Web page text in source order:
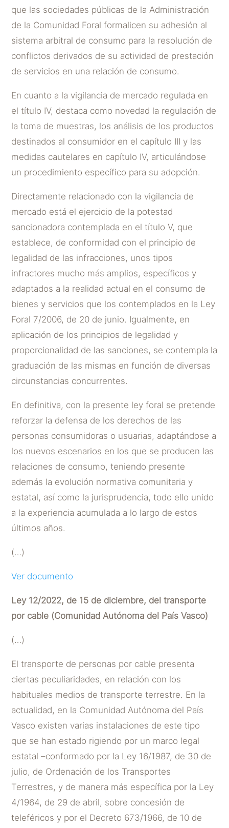
que las sociedades públicas de la Administración
de la Comunidad Foral formalicen su adhesión al
sistema arbitral de consumo para la resolución de
conflictos derivados de su actividad de prestación
de servicios en una relación de consumo.
En cuanto a la vigilancia de mercado regulada en
el título IV, destaca como novedad la regulación de
la toma de muestras, los análisis de los productos
destinados al consumidor en el capítulo III y las
medidas cautelares en capítulo IV, articulándose
un procedimiento específico para su adopción.
Directamente relacionado con la vigilancia de
mercado está el ejercicio de la potestad
sancionadora contemplada en el título V, que
establece, de conformidad con el principio de
legalidad de las infracciones, unos tipos
infractores mucho más amplios, específicos y
adaptados a la realidad actual en el consumo de
bienes y servicios que los contemplados en la Ley
Foral 7/2006, de 20 de junio. Igualmente, en
aplicación de los principios de legalidad y
proporcionalidad de las sanciones, se contempla la
graduación de las mismas en función de diversas
circunstancias concurrentes.
En definitiva, con la presente ley foral se pretende
reforzar la defensa de los derechos de las
personas consumidoras o usuarias, adaptándose a
los nuevos escenarios en los que se producen las
relaciones de consumo, teniendo presente
además la evolución normativa comunitaria y
estatal, así como la jurisprudencia, todo ello unido
a la experiencia acumulada a lo largo de estos
últimos años.
(…)
Ver documento
Ley 12/2022, de 15 de diciembre, del transporte
por cable (Comunidad Autónoma del País Vasco)
(…)
El transporte de personas por cable presenta
ciertas peculiaridades, en relación con los
habituales medios de transporte terrestre. En la
actualidad, en la Comunidad Autónoma del País
Vasco existen varias instalaciones de este tipo
que se han estado rigiendo por un marco legal
estatal –conformado por la Ley 16/1987, de 30 de
julio, de Ordenación de los Transportes
Terrestres, y de manera más específica por la Ley
4/1964, de 29 de abril, sobre concesión de
teleféricos y por el Decreto 673/1966, de 10 de